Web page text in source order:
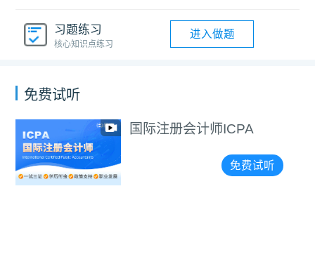
习题练习
核心知识点练习
进入做题
免费试听
国际注册会计师ICPA
免费试听